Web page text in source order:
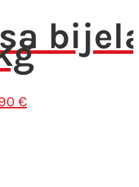
€